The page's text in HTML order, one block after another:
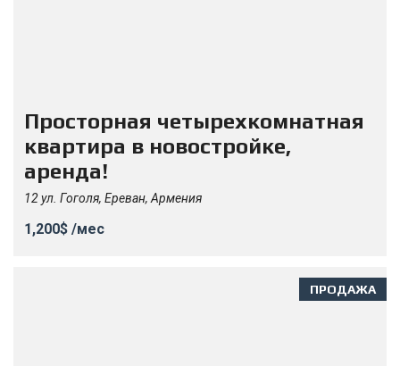
Просторная четырехкомнатная
квартира в новостройке,
аренда!
12 ул. Гоголя, Ереван, Армения
1,200$ /мес
ПРОДАЖА